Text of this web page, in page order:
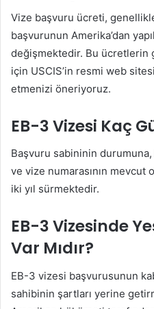
Vize başvuru ücreti,
başvurunun Amerika’dan
değişmektedir. Bu ücretlerin
için USCIS’in resmi web
etmenizi öneriyoruz.
EB-3 Vizesi Kaç
Başvuru sabininin
ve vize numarasının mevcut
iki yıl sürmektedir.
EB-3 Vizesinde
Var Mıdır?
EB-3 vizesi başvurusunun
sahibinin şartları yerine